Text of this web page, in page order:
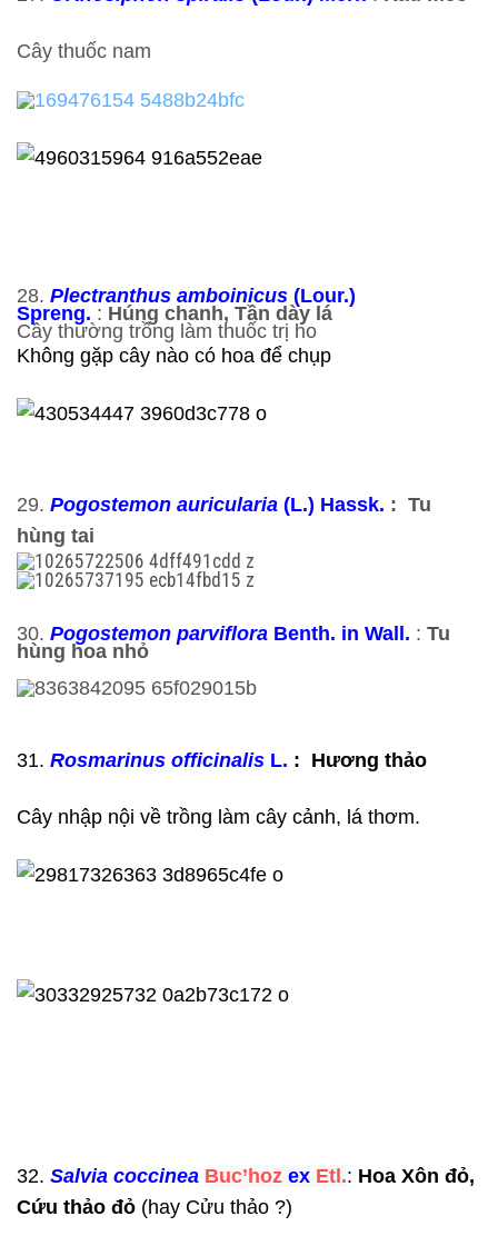
Cây thuốc nam
28. Plectranthus amboinicus (Lour.)
Spreng. : Húng chanh, Tần dày lá
Cây thường trồng làm thuốc trị ho
Không gặp cây nào có hoa để chụp
29. Pogostemon auricularia (L.) Hassk. : Tu
hùng tai
30. Pogostemon parviflora Benth. in Wall . : Tu
hùng hoa nhỏ
31. Rosmarinus officinalis L. : Hương thảo
Cây nhập nội về trồng làm cây cảnh, lá thơm.
32. Salvia coccinea Buc’hoz ex Etl.: Hoa Xôn đỏ,
Cứu thảo đỏ (hay Cửu thảo ?)